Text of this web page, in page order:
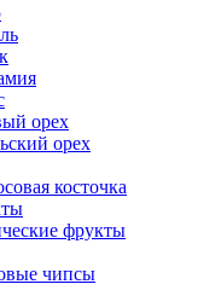
орех
орех
косточка
фрукты
чипсы